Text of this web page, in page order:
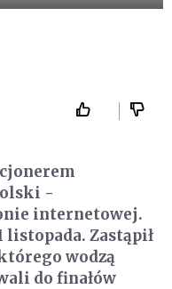
-
internetowej.
Zastąpił
wodzą
do finałów